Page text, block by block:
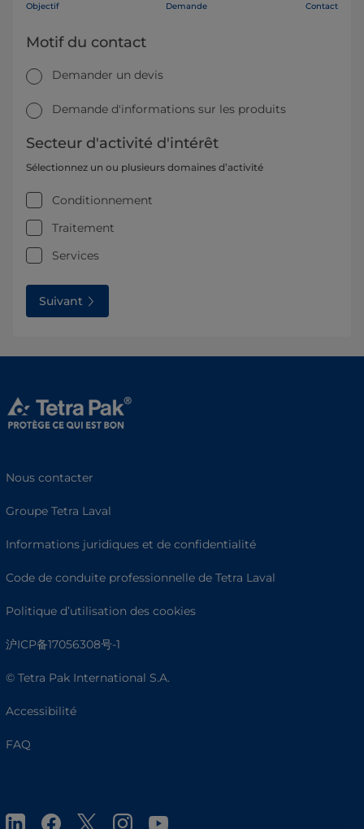
Objectif Demande Contact
Motif du contact
Demander un devis
Demande d'informations sur les produits
Secteur d'activité d'intérêt
Sélectionnez un ou plusieurs domaines d’activité
Conditionnement
Traitement
Services
Suivant
Nous contacter
Groupe Tetra Laval
Informations juridiques et de confidentialité
Code de conduite professionnelle de Tetra Laval
Politique d’utilisation des cookies
沪ICP备17056308号-1
© Tetra Pak International S.A.
Accessibilité
FAQ